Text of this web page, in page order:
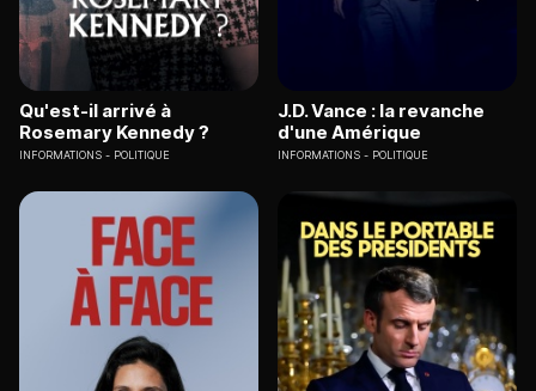
Qu'est-il arrivé à
Rosemary Kennedy ?
INFORMATIONS POLITIQUE
J.D. Vance : la revanche
d'une Amérique
INFORMATIONS POLITIQUE